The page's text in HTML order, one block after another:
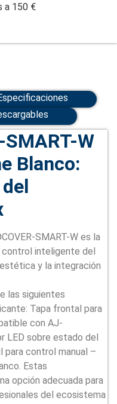
a 150 €
SMART-W
Blanco:
SMART-W es la
inteligente del
y la integración
las siguientes
Tapa frontal para
con AJ-
LED sobre estado del
control manual –
Estas
opción adecuada para
del ecosistema